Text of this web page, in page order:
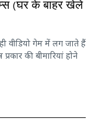
(घर के बाहर खेले
वीडियो गेम में लग जाते हैं
की बीमारियां होने